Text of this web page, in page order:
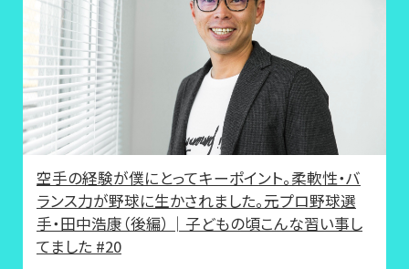
空手の経験が僕にとってキーポイント。柔軟性・バ
ランス力が野球に生かされました。元プロ野球選
手・田中浩康（後編）│子どもの頃こんな習い事し
てました #20